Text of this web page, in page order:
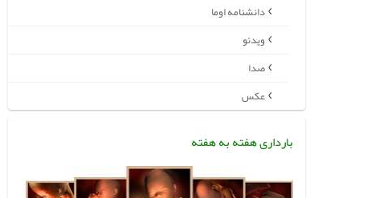
دانشنامه اوما
ویدئو
صدا
عکس
بارداری هفته به هفته